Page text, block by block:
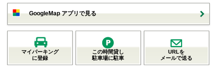
GoogleMap アプリで見る
マイパーキング
に登録
この時間貸し
駐車場に駐車
URLを
メールで送る